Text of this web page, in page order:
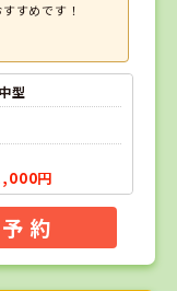
すめです！
型
円
予 約